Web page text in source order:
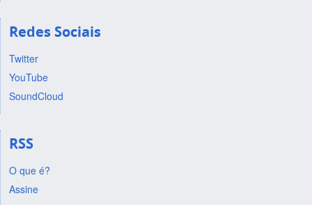
Redes Sociais
Twitter
YouTube
SoundCloud
RSS
O que é?
Assine